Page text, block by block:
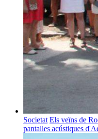
Societat Els veïns de
pantalles acústiques